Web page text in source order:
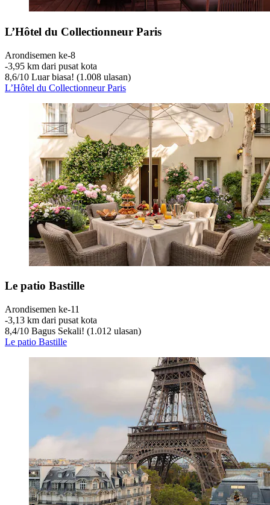
L’Hôtel du Collectionneur Paris
Arondisemen ke-8
‐3,95 km dari pusat kota
8,6/10 Luar biasa! (1.008 ulasan)
L’Hôtel du Collectionneur Paris
Le patio Bastille
Arondisemen ke-11
‐3,13 km dari pusat kota
8,4/10 Bagus Sekali! (1.012 ulasan)
Le patio Bastille